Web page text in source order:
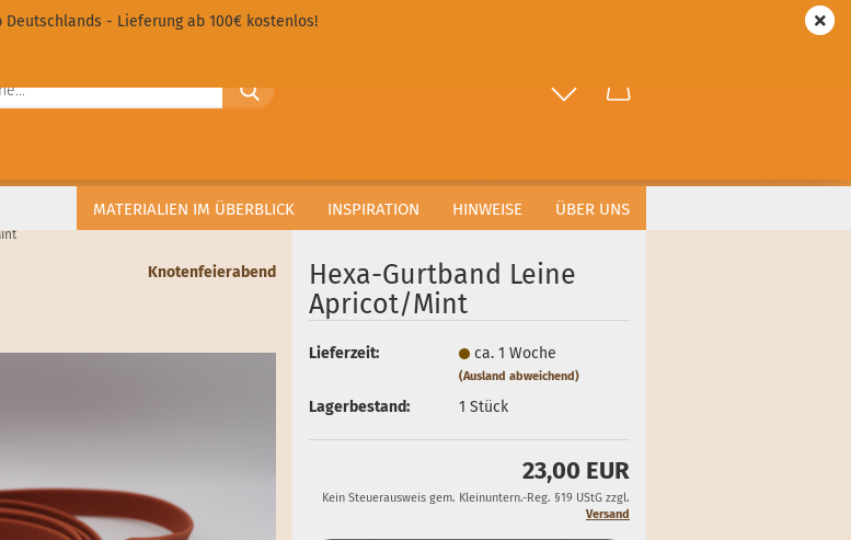
Passwort
Passwort vergessen?
- Lieferung ab 100€ kostenlos!
MATERIALIEN IM ÜBERBLICK INSPIRATION HINWEISE ÜBER UNS
Knotenfeierabend
Hexa-Gurtband Leine
Apricot/Mint
Lieferzeit: ca. 1 Woche
(Ausland abweichend)
Lagerbestand: 1 Stück
23,00 EUR
Kein Steuerausweis gem. Kleinuntern.-Reg. §19 UStG zzgl.
Versand